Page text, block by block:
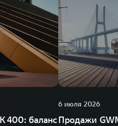
400: баланс
6 июля 2026
Продажи